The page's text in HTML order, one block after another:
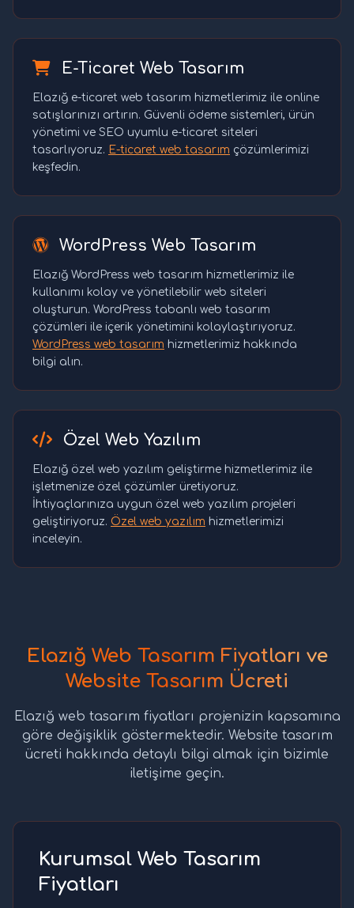
E-Ticaret Web Tasarım
Elazığ e-ticaret web tasarım hizmetlerimiz ile online
satışlarınızı artırın. Güvenli ödeme sistemleri, ürün
yönetimi ve SEO uyumlu e-ticaret siteleri
tasarlıyoruz. E-ticaret web tasarım çözümlerimizi
keşfedin.
WordPress Web Tasarım
Elazığ WordPress web tasarım hizmetlerimiz ile
kullanımı kolay ve yönetilebilir web siteleri
oluşturun. WordPress tabanlı web tasarım
çözümleri ile içerik yönetimini kolaylaştırıyoruz.
WordPress web tasarım hizmetlerimiz hakkında
bilgi alın.
Özel Web Yazılım
Elazığ özel web yazılım geliştirme hizmetlerimiz ile
işletmenize özel çözümler üretiyoruz.
İhtiyaçlarınıza uygun özel web yazılım projeleri
geliştiriyoruz. Özel web yazılım hizmetlerimizi
inceleyin.
Elazığ Web Tasarım Fiyatları ve
Website Tasarım Ücreti
Elazığ web tasarım fiyatları projenizin kapsamına
göre değişiklik göstermektedir. Website tasarım
ücreti hakkında detaylı bilgi almak için bizimle
iletişime geçin.
Kurumsal Web Tasarım
Fiyatları